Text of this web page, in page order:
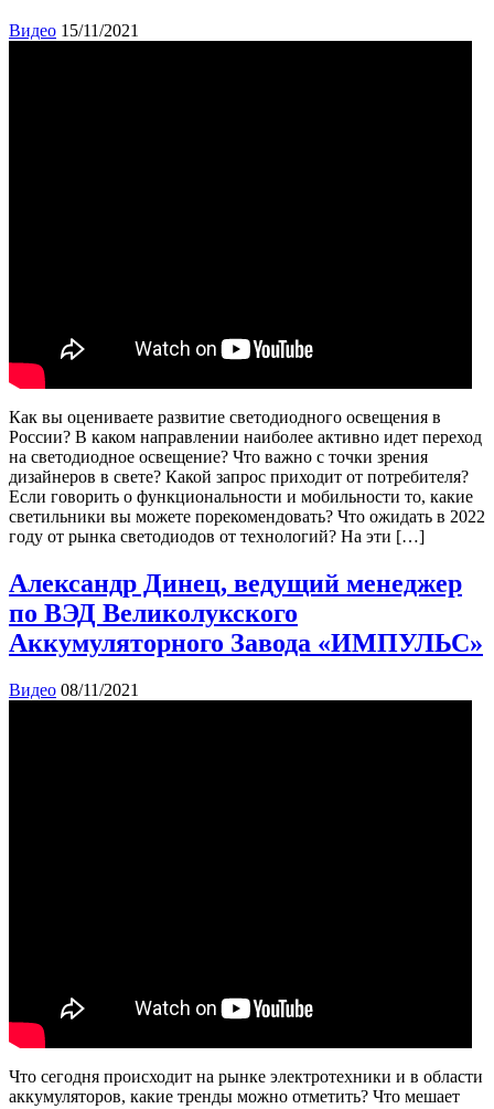
Видео 15/11/2021
Как вы оцениваете развитие светодиодного освещения в
России? В каком направлении наиболее активно идет переход
на светодиодное освещение? Что важно с точки зрения
дизайнеров в свете? Какой запрос приходит от потребителя?
Если говорить о функциональности и мобильности то, какие
светильники вы можете порекомендовать? Что ожидать в 2022
году от рынка светодиодов от технологий? На эти […]
Александр Динец, ведущий менеджер
по ВЭД Великолукского
Аккумуляторного Завода «ИМПУЛЬС»
Видео 08/11/2021
Что сегодня происходит на рынке электротехники и в области
аккумуляторов, какие тренды можно отметить? Что мешает